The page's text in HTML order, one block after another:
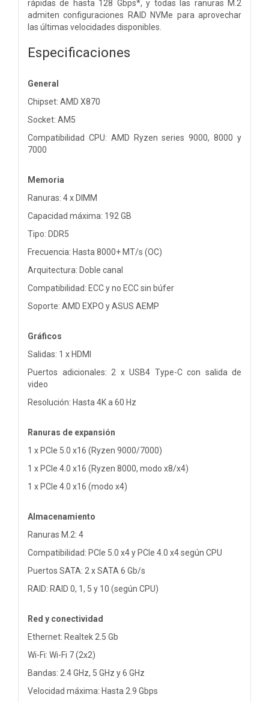
rápidas de hasta 128 Gbps*, y todas las ranuras M.2
admiten configuraciones RAID NVMe para aprovechar
las últimas velocidades disponibles.
Especificaciones
General
Chipset: AMD X870
Socket: AM5
Compatibilidad CPU: AMD Ryzen series 9000, 8000 y
7000
Memoria
Ranuras: 4 x DIMM
Capacidad máxima: 192 GB
Tipo: DDR5
Frecuencia: Hasta 8000+ MT/s (OC)
Arquitectura: Doble canal
Compatibilidad: ECC y no ECC sin búfer
Soporte: AMD EXPO y ASUS AEMP
Gráficos
Salidas: 1 x HDMI
Puertos adicionales: 2 x USB4 Type-C con salida de
video
Resolución: Hasta 4K a 60 Hz
Ranuras de expansión
1 x PCIe 5.0 x16 (Ryzen 9000/7000)
1 x PCIe 4.0 x16 (Ryzen 8000, modo x8/x4)
1 x PCIe 4.0 x16 (modo x4)
Almacenamiento
Ranuras M.2: 4
Compatibilidad: PCIe 5.0 x4 y PCIe 4.0 x4 según CPU
Puertos SATA: 2 x SATA 6 Gb/s
RAID: RAID 0, 1, 5 y 10 (según CPU)
Red y conectividad
Ethernet: Realtek 2.5 Gb
Wi-Fi: Wi-Fi 7 (2x2)
Bandas: 2.4 GHz, 5 GHz y 6 GHz
Velocidad máxima: Hasta 2.9 Gbps